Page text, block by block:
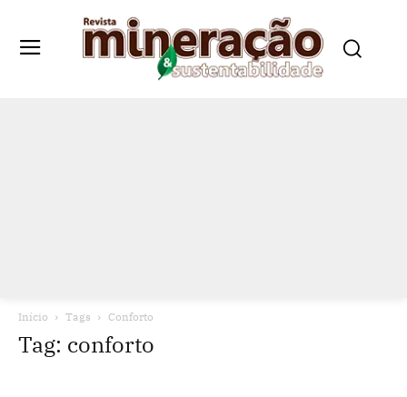
Início Tags Conforto
Tag: conforto